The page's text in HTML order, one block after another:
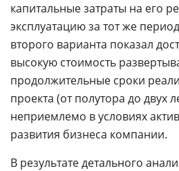
капитальные затраты на его
эксплуатацию за тот же
второго варианта показал
высокую стоимость
продолжительные сроки
проекта (от полутора до двух
неприемлемо в условиях
развития бизнеса компании.
В результате детального